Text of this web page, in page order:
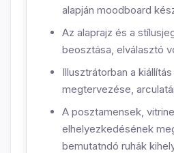
alapján moodboard
Az alaprajz és a
beosztása, elválasztó
Illusztrátorban a
megtervezése,
A posztamensek,
elhelyezkedésének
bemutatndó ruhák